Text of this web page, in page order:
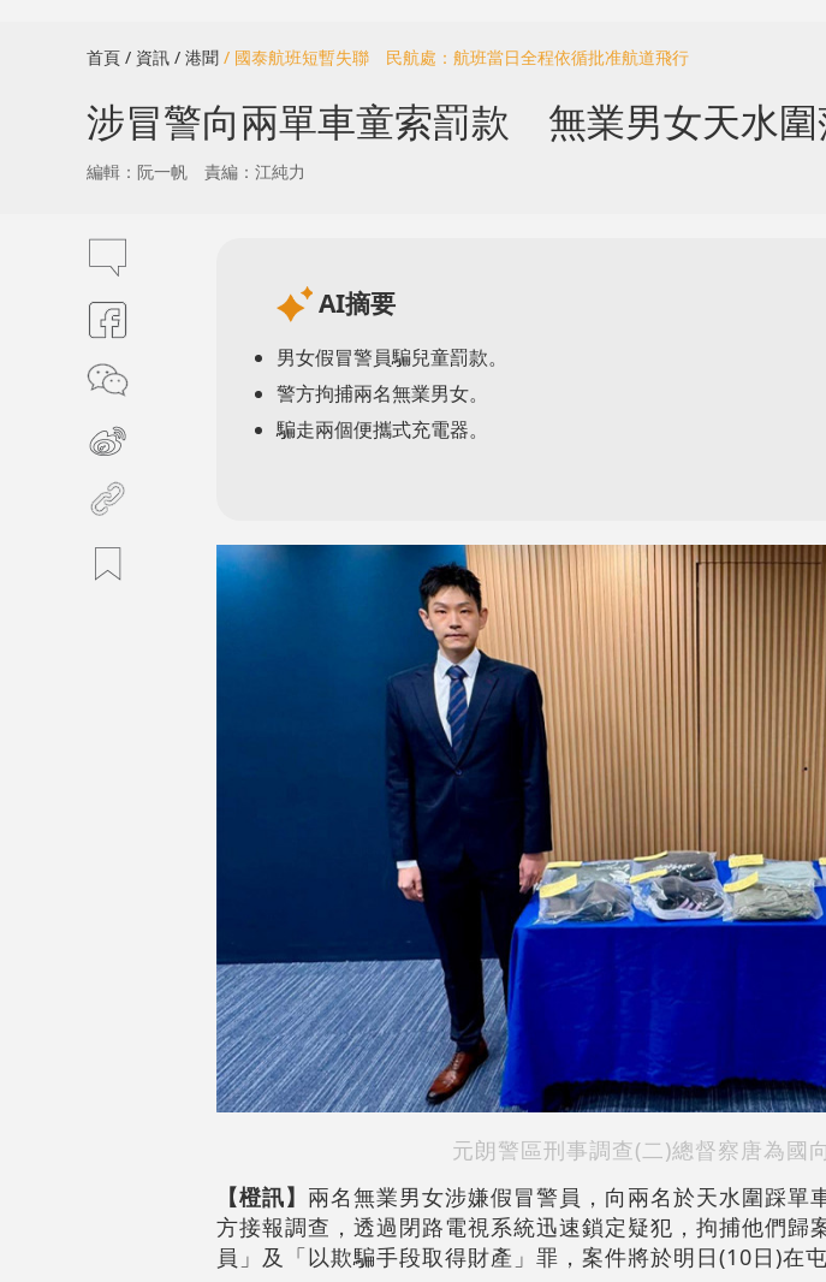
首頁 / 資訊 / 港聞 / 國泰航班短暫失聯 民航處：航班當日全程依循批准航道飛行
涉冒警向兩單車童索罰款 無業男女天水圍
編輯：阮一帆 責編：江純力
AI摘要
男女假冒警員騙兒童罰款。
警方拘捕兩名無業男女。
騙走兩個便攜式充電器。
元朗警區刑事調查(二)總督察唐為國
【橙訊】 兩名無業男女涉嫌假冒警員，向兩名於天水圍踩單
方接報調查，透過閉路電視系統迅速鎖定疑犯，拘捕他們歸
員」及「以欺騙手段取得財產」罪，案件將於明日(10日)在